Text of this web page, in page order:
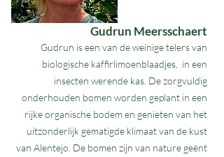
Gudrun Meersschaert
Gudrun is een van de weinige telers van
biologische kaffirlimoenblaadjes, in een
insecten werende kas. De zorgvuldig
onderhouden bomen worden geplant in een
rijke organische bodem en genieten van het
uitzonderlijk gematigde klimaat van de kust
van Alentejo. De bomen zijn van nature geënt